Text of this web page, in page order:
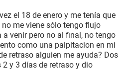
el 18 de enero y me tenía que
me viene sólo tengo flujo
venir pero no al final, no tengo
como una palpitacion en mi
retraso alguien me ayuda? Dos
y 3 días de retraso y dio